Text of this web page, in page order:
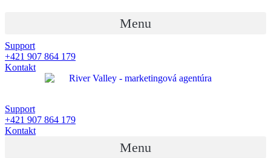
Menu
Support
+421 907 864 179
Kontakt
Support
+421 907 864 179
Kontakt
Menu